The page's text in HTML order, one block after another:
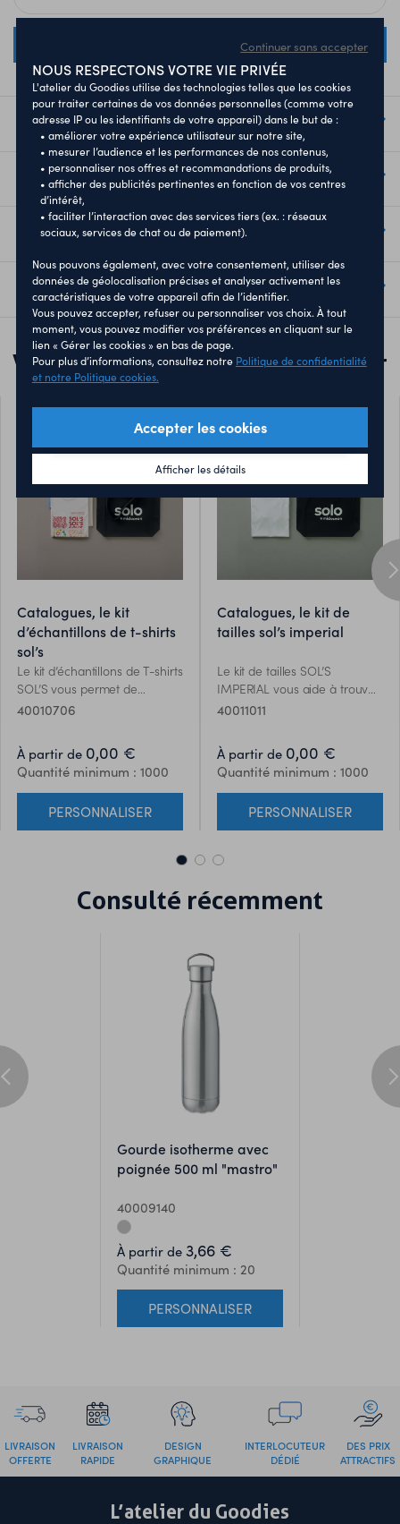
Description
Impression
Expédition et livraison
Paiement
Vous pourriez être intéressé par
catalogues, le kit
d’échantillons de t-shirts
sol’s
Le kit d’échantillons de T-shirts
SOL’S vous permet de
découvrir la qualité de nos
conseiller vos clients. Il
comprend un sac Solo
midocean et cinq T-shirts non
imprimés issus de différentes
collections : Basic, Essential,
Edition, ainsi qu’un T-shirt
d’impression. Tous les T-shirts
composent des éléments
40010706
À partir de 0,00 €
Quantité minimum : 1000
PERSONNALISER
catalogues, le kit de
tailles sol’s imperial
Le kit de tailles SOL’S
IMPERIAL vous aide à trouver
la coupe idéale et à apprécier
et trois t-shirts Imperial non
imprimés, en tailles M, L et XL.
40011011
À partir de 0,00 €
Quantité minimum : 1000
PERSONNALISER
Consulté récemment
gourde isotherme avec
poignée 500 ml "mastro"
40009140
À partir de 3,66 €
Quantité minimum : 20
PERSONNALISER
LIVRAISON
OFFERTE
LIVRAISON
RAPIDE
DESIGN
GRAPHIQUE
INTERLOCUTEUR
DÉDIÉ
DES PRIX
ATTRACTIFS
L’atelier du Goodies
Continuer sans accepter
NOUS RESPECTONS VOTRE VIE PRIVÉE
L'atelier du Goodies utilise des technologies telles que les cookies
pour traiter certaines de vos données personnelles (comme votre
adresse IP ou les identifiants de votre appareil) dans le but de :
• améliorer votre expérience utilisateur sur notre site,
• mesurer l’audience et les performances de nos contenus,
• personnaliser nos offres et recommandations de produits,
• afficher des publicités pertinentes en fonction de vos centres
d’intérêt,
• faciliter l’interaction avec des services tiers (ex. : réseaux
sociaux, services de chat ou de paiement).
Nous pouvons également, avec votre consentement, utiliser des
données de géolocalisation précises et analyser activement les
caractéristiques de votre appareil afin de l’identifier.
Vous pouvez accepter, refuser ou personnaliser vos choix. À tout
moment, vous pouvez modifier vos préférences en cliquant sur le
lien « Gérer les cookies » en bas de page.
Pour plus d’informations, consultez notre Politique de confidentialité
et notre Politique cookies.
Accepter les cookies
Afficher les détails